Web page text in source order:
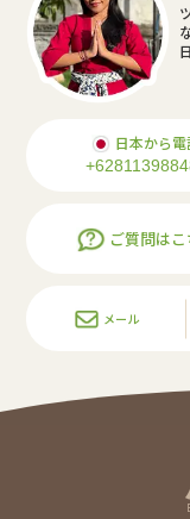
日本から電
ご質問は
メール